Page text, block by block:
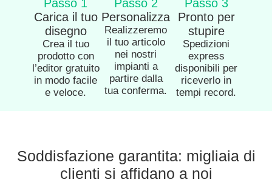
Passo 1
Carica il tuo
disegno
Crea il tuo
prodotto con
l’editor gratuito
in modo facile
e veloce.
Passo 2
Personalizza
Realizzeremo
il tuo articolo
nei nostri
impianti a
partire dalla
tua conferma.
Passo 3
Pronto per
stupire
Spedizioni
express
disponibili per
riceverlo in
tempi record.
Soddisfazione garantita: migliaia di
clienti si affidano a noi